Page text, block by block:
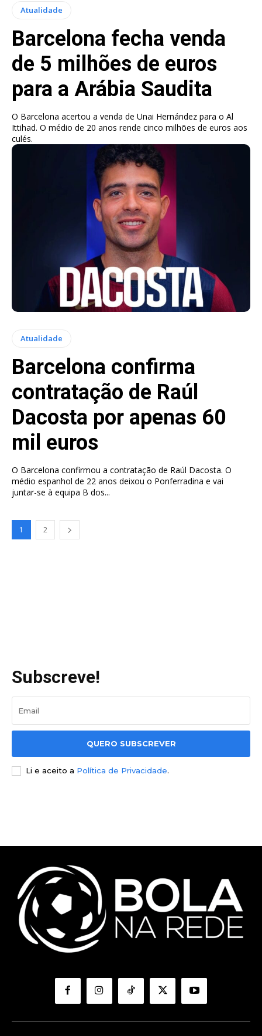
Atualidade
Barcelona fecha venda
de 5 milhões de euros
para a Arábia Saudita
O Barcelona acertou a venda de Unai Hernández para o Al
Ittihad. O médio de 20 anos rende cinco milhões de euros aos
culés.
Atualidade
Barcelona confirma
contratação de Raúl
Dacosta por apenas 60
mil euros
O Barcelona confirmou a contratação de Raúl Dacosta. O
médio espanhol de 22 anos deixou o Ponferradina e vai
juntar-se à equipa B dos...
1 2
Subscreve!
QUERO SUBSCREVER
Li e aceito a Política de Privacidade.